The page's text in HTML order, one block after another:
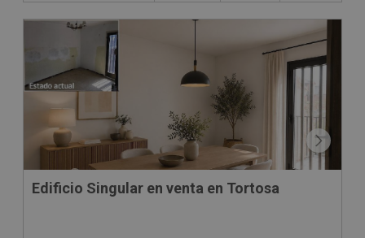
Edificio Singular en venta en Tortosa